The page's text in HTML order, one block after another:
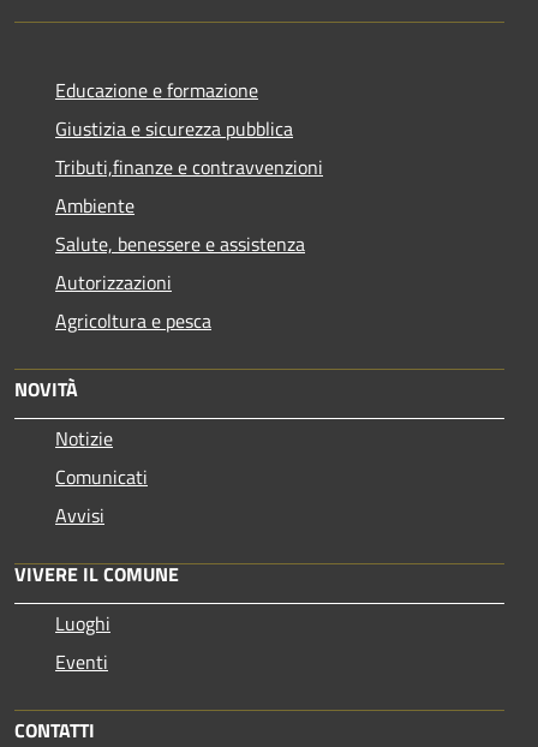
Educazione e formazione
Giustizia e sicurezza pubblica
Tributi,finanze e contravvenzioni
Ambiente
Salute, benessere e assistenza
Autorizzazioni
Agricoltura e pesca
NOVITÀ
Notizie
Comunicati
Avvisi
VIVERE IL COMUNE
Luoghi
Eventi
CONTATTI